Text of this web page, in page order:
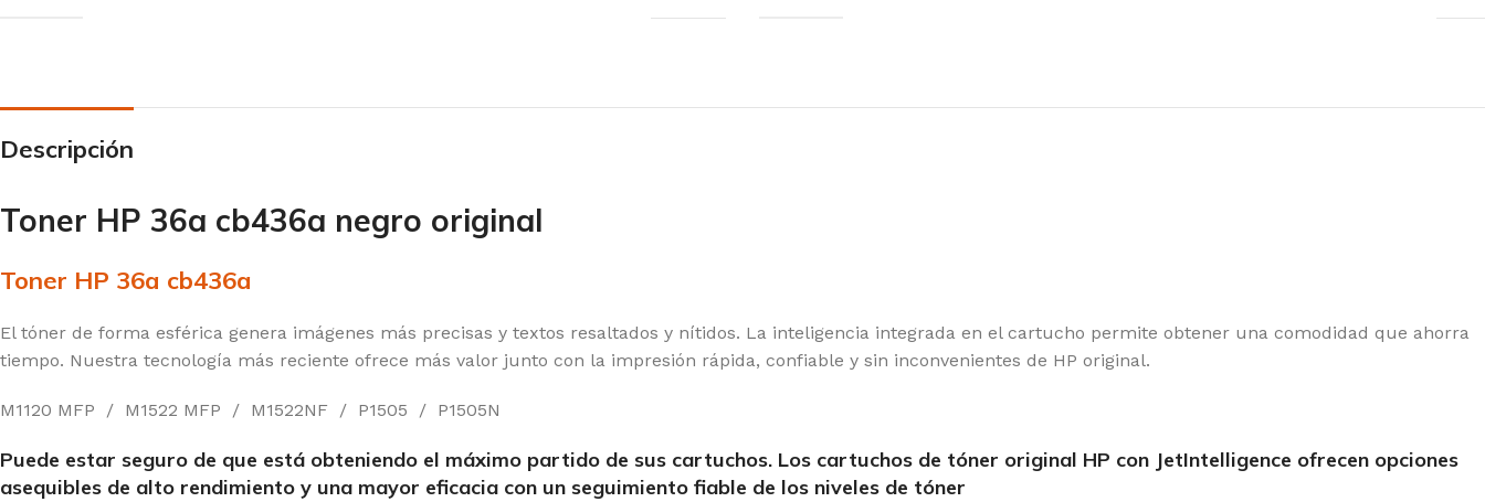
Descripción
Toner HP 36a cb436a negro original
Toner HP 36a cb436a
El tóner de forma esférica genera imágenes más precisas y textos resaltados y nítidos. La inteligencia integrada en el cartucho permite obtener una comodidad que ahorra
tiempo. Nuestra tecnología más reciente ofrece más valor junto con la impresión rápida, confiable y sin inconvenientes de HP original.
M1120 MFP / M1522 MFP / M1522NF / P1505 / P1505N
Puede estar seguro de que está obteniendo el máximo partido de sus cartuchos. Los cartuchos de tóner original HP con JetIntelligence ofrecen opciones
asequibles de alto rendimiento y una mayor eficacia con un seguimiento fiable de los niveles de tóner